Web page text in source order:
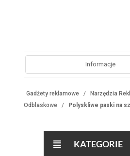
Informacje
Gadżety reklamowe Narzędzia
Odblaskowe
Polyskliwe paski na
KATEGORIE